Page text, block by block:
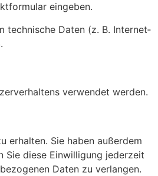
eingeben.
tech­ni­sche Daten (z. B. Inter­net­
verwendet werden.
erhalten. Sie haben außerdem
Sie diese Einwil­li­gung jederzeit
Daten zu verlangen.